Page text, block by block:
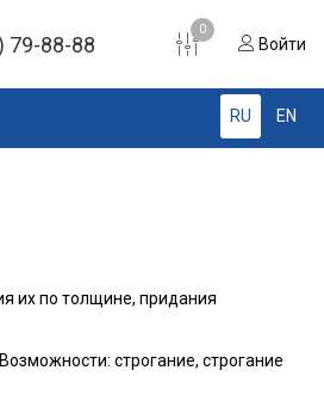
79-88-88
0
Войти
RU EN
их по толщине, придания
строгание, строгание